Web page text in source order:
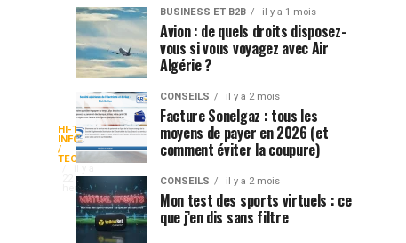
HI-TECH /
INFORMATIQUE
/
TECHNOLOGIE
heures
Paripesa
RDC
APK
Sur
un
smartphone,
accéder
CONSEILS
il y a 2
semaines
Ma
méthode
pour
flairer
les
bons
coups
avant
que
BUSINESS
ET B2B
il y a 3
semaines
De
Baltique
Méditerranée
:
pourquoi
ces
pétroliers
BUSINESS ET B2B il y a 1 mois
Avion : de quels droits disposez-
vous si vous voyagez avec Air
Algérie ?
CONSEILS il y a 2 mois
Facture Sonelgaz : tous les
moyens de payer en 2026 (et
comment éviter la coupure)
CONSEILS il y a 2 mois
Mon test des sports virtuels : ce
que j’en dis sans filtre